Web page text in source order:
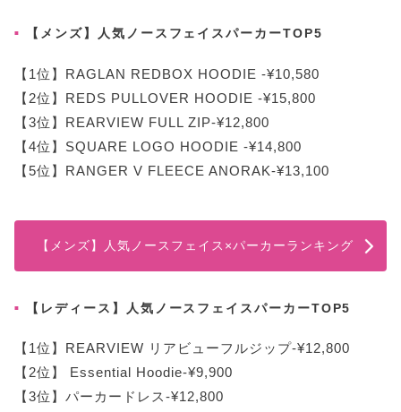
【メンズ】人気ノースフェイスパーカーTOP5
【1位】RAGLAN REDBOX HOODIE -¥10,580
【2位】REDS PULLOVER HOODIE -¥15,800
【3位】REARVIEW FULL ZIP-¥12,800
【4位】SQUARE LOGO HOODIE -¥14,800
【5位】RANGER V FLEECE ANORAK-¥13,100
【メンズ】人気ノースフェイス×パーカーランキング
【レディース】人気ノースフェイスパーカーTOP5
【1位】REARVIEW リアビューフルジップ-¥12,800
【2位】 Essential Hoodie-¥9,900
【3位】パーカードレス-¥12,800